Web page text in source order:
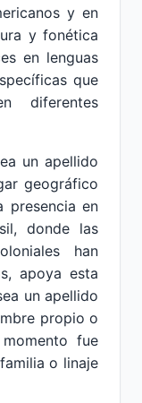
y en
y fonética
en lenguas
que
diferentes
un apellido
geográfico
presencia en
donde las
han
apoya esta
un apellido
propio o
fue
o linaje